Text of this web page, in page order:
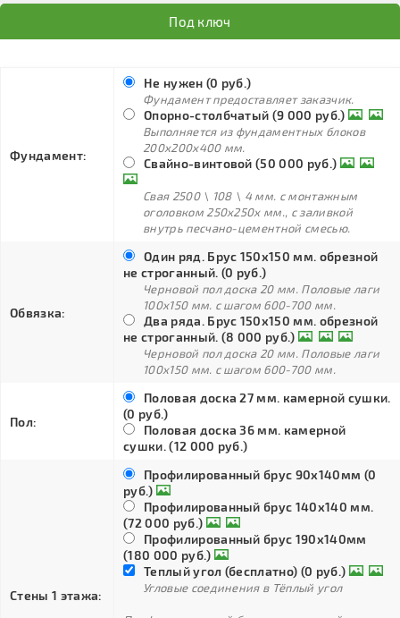
Под ключ
Фундамент:
Не нужен (0 руб.)
Фундамент предоставляет заказчик.
Опорно-столбчатый (9 000 руб.)
Выполняется из фундаментных блоков
200х200х400 мм.
Свайно-винтовой (50 000 руб.)
Свая 2500 \ 108 \ 4 мм. с монтажным
оголовком 250х250х мм., с заливкой
внутрь песчано-цементной смесью.
Обвязка:
Один ряд. Брус 150х150 мм. обрезной
не строганный. (0 руб.)
Черновой пол доска 20 мм. Половые лаги
100х150 мм. с шагом 600-700 мм.
Два ряда. Брус 150х150 мм. обрезной
не строганный. (8 000 руб.)
Черновой пол доска 20 мм. Половые лаги
100х150 мм. с шагом 600-700 мм.
Пол:
Половая доска 27 мм. камерной сушки.
(0 руб.)
Половая доска 36 мм. камерной
сушки. (12 000 руб.)
Стены 1 этажа:
Профилированный брус 90х140мм (0
руб.)
Профилированный брус 140х140 мм.
(72 000 руб.)
Профилированный брус 190х140мм
(180 000 руб.)
Теплый угол (бесплатно) (0 руб.)
Угловые соединения в Тёплый угол